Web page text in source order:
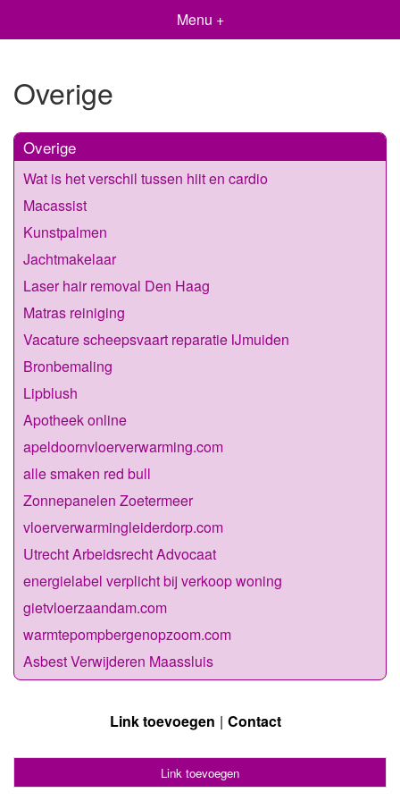
Menu +
Overige
Overige
Wat is het verschil tussen hiit en cardio
Macassist
Kunstpalmen
Jachtmakelaar
Laser hair removal Den Haag
Matras reiniging
Vacature scheepsvaart reparatie IJmuiden
Bronbemaling
Lipblush
Apotheek online
apeldoornvloerverwarming.com
alle smaken red bull
Zonnepanelen Zoetermeer
vloerverwarmingleiderdorp.com
Utrecht Arbeidsrecht Advocaat
energielabel verplicht bij verkoop woning
gietvloerzaandam.com
warmtepompbergenopzoom.com
Asbest Verwijderen Maassluis
Link toevoegen Contact
Link toevoegen